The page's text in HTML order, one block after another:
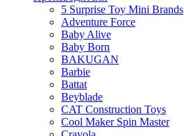
5 Surprise Toy Mini Brands
Adventure Force
Baby Alive
Baby Born
BAKUGAN
Barbie
Battat
Beyblade
CAT Construction Toys
Cool Maker Spin Master